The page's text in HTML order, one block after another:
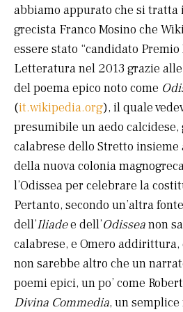
abbiamo appurato che si tratta
grecista Franco Mosino che
essere stato “candidato
Letteratura nel 2013 grazie
del poema epico noto come
(it.wikipedia.org), il quale
presumibile un aedo
calabrese dello Stretto
della nuova colonia
l’Odissea per celebrare la
Pertanto, secondo un’altra
dell’Iliadee dell’Odisseanon
calabrese, e Omero
non sarebbe altro che un
poemi epici, un po’ come
Divina Commedia, un